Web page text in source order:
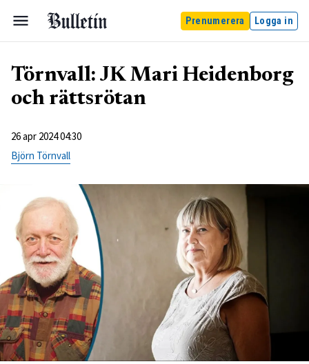
Prenumerera Logga in
Törnvall: JK Mari Heidenborg
och rättsrötan
26 apr 2024 04:30
Björn Törnvall